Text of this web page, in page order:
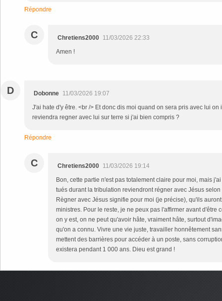
Répondre
C Chretiens2000 11/03/2026 22:33
Amen !
D Dobonne 11/03/2026 19:07
J'ai hate d'y être. <br /> Et donc dis moi quand on sera pris avec lui
reviendra regner avec lui sur terre si j'ai bien compris ?
Répondre
C Chretiens2000 11/03/2026 19:14
Bon, cette partie n'est pas totalement claire pour moi, mais
tués durant la tribulation reviendront régner avec Jésus
Règner avec Jésus signifie pour moi (je précise), qu'ils
ministres. Pour le reste, je ne peux pas l'affirmer avant d'être
on y est, on ne peut qu'avoir hâte, vraiment hâte, surtout
qu'on a connu. Vivre une vie juste, travailler honnêtement
mettent des barrières pour accéder à un poste, sans
existera pendant 1 000 ans. Dieu est grand !